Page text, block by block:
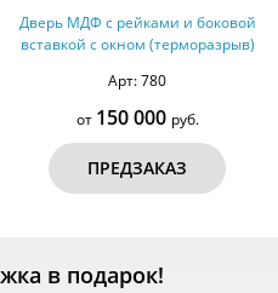
Дверь МДФ с рейками и боковой
вставкой с окном (терморазрыв)
Арт: 780
от 150 000 руб.
ПРЕДЗАКАЗ
в подарок!